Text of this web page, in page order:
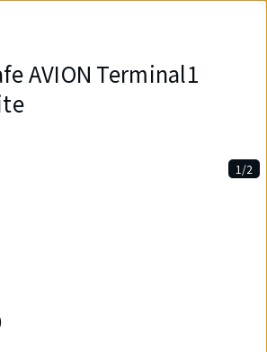
AVION Terminal1
1/2